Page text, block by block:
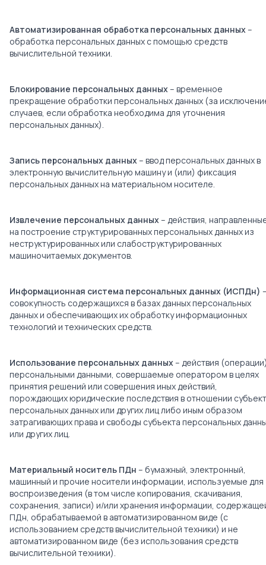
Автоматизированная обработка персональных данных–
обработка персональных данных с помощью средств
вычислительной техники.
Блокирование персональных данных– временное
прекращение обработки персональных данных (за
случаев, если обработка необходима для уточнения
персональных данных).
Запись персональных данных– ввод персональных данных в
электронную вычислительную машину и (или) фиксация
персональных данных на материальном носителе.
Извлечение персональных данных– действия,
на построение структурированных персональных данных из
неструктурированных или слабоструктурированных
машиночитаемых документов.
Информационная система персональных данных (ИСПДн)
совокупность содержащихся в базах данных персональных
данных и обеспечивающих их обработку информационных
технологий и технических средств.
Использование персональных данных– действия
персональными данными, совершаемые оператором в целях
принятия решений или совершения иных действий,
порождающих юридические последствия в отношении
персональных данных или других лиц либо иным образом
затрагивающих права и свободы субъекта персональных
или других лиц.
Материальный носитель ПДн – бумажный, электронный,
машинный и прочие носители информации, используемые для
воспроизведения (в том числе копирования, скачивания,
сохранения, записи) и/или хранения информации,
ПДн, обрабатываемой в автоматизированном виде (с
использованием средств вычислительной техники) и не
автоматизированном виде (без использования средств
вычислительной техники).